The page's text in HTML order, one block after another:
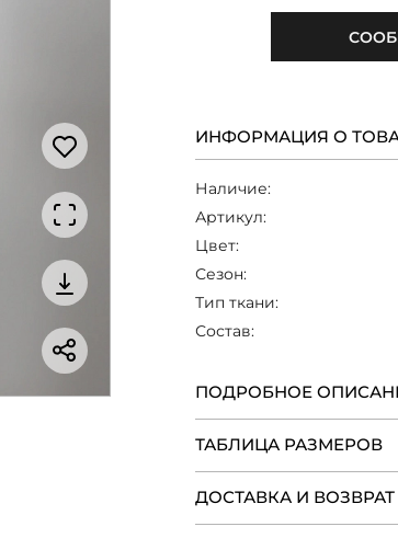
ИНФОРМАЦИЯ О
Наличие:
Артикул:
Цвет:
Сезон:
Тип ткани:
Состав:
ПОДРОБНОЕ
ТАБЛИЦА РАЗМЕРОВ
ДОСТАВКА И ВОЗВРАТ